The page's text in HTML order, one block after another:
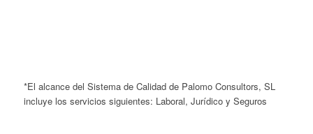
*El alcance del Sistema de Calidad de Palomo Consultors, SL
incluye los servicios siguientes: Laboral, Jurídico y Seguros